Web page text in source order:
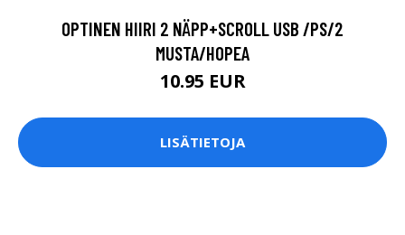
OPTINEN HIIRI 2 NÄPP+SCROLL USB /PS/2
MUSTA/HOPEA
10.95 EUR
LISÄTIETOJA